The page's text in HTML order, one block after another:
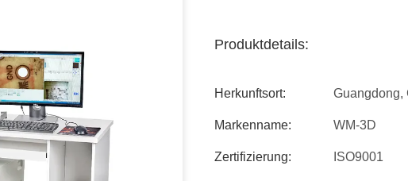
Produktdetails:
Herkunftsort: Guangdong,
Markenname: WM-3D
Zertifizierung: ISO9001